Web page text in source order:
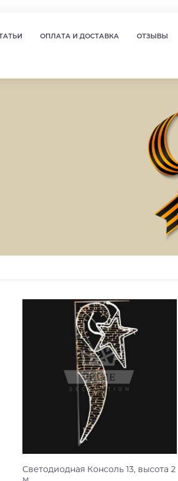
ОПЛАТА И ДОСТАВКА ОТЗЫВЫ
Светодиодная Консоль 13, высота 2